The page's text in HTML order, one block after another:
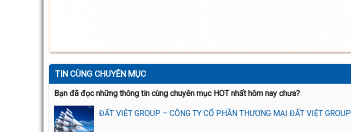
TIN CÙNG CHUYÊN MỤC
Bạn đã đọc những thông tin cùng chuyên mục HOT nhất hôm nay chưa?
ĐẤT VIỆT GROUP – CÔNG TY CỔ PHẦN THƯƠNG MẠI ĐẤT VIỆT GROUP